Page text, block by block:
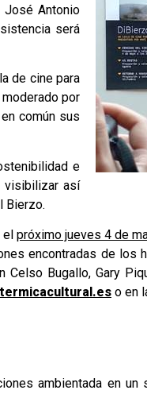
José Antonio
será
de cine para
por
común sus
e
visibilizar así
Bierzo.
el próximo jueves 4 de
encontradas de los
Bugallo, Gary
o en
ambientada en un